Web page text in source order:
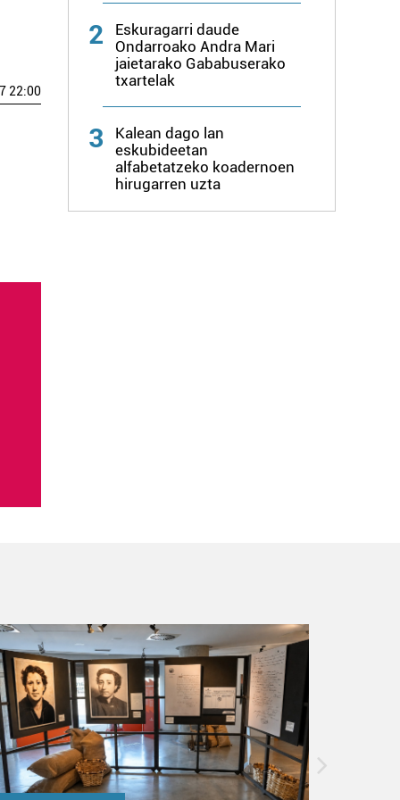
22:00
2
Eskuragarri daude
Ondarroako Andra Mari
jaietarako Gababuserako
txartelak
3
Kalean dago lan
eskubideetan
alfabetatzeko koadernoen
hirugarren uzta